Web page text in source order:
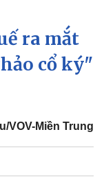
ra mắt
cổ ký"
VOV-Miền Trung